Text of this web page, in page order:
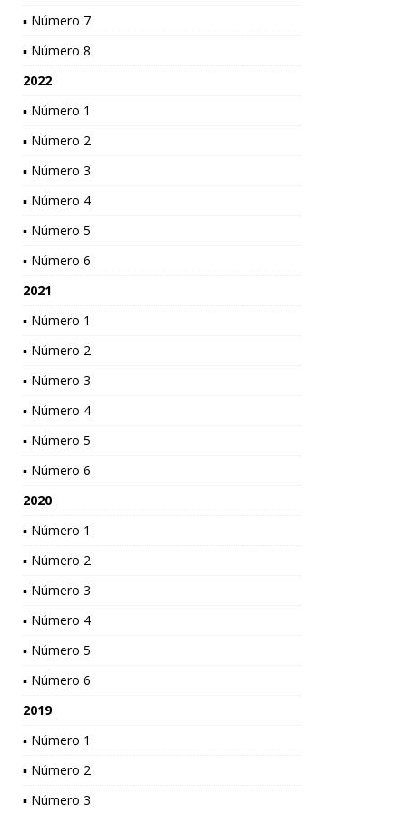
▪ Número 7
▪ Número 8
2022
▪ Número 1
▪ Número 2
▪ Número 3
▪ Número 4
▪ Número 5
▪ Número 6
2021
▪ Número 1
▪ Número 2
▪ Número 3
▪ Número 4
▪ Número 5
▪ Número 6
2020
▪ Número 1
▪ Número 2
▪ Número 3
▪ Número 4
▪ Número 5
▪ Número 6
2019
▪ Número 1
▪ Número 2
▪ Número 3